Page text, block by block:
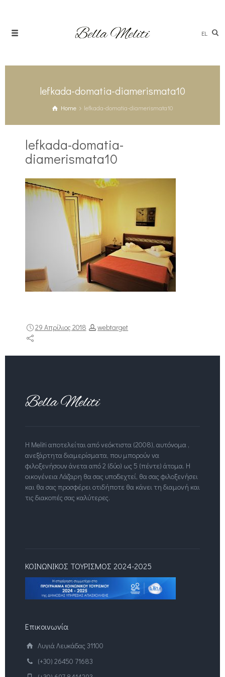
EL
lefkada-domatia-diamerismata10
Home lefkada-domatia-diamerismata10
lefkada-domatia-
diamerismata10
29 Απρίλιος 2018 webtarget
Η Meliti αποτελείται από νεόκτιστα (2008), αυτόνομα ,
ανεξάρτητα διαμερίσματα, που μπορούν να
φιλοξενήσουν άνετα από 2 (δύο) ως 5 (πέντε) άτομα. Η
οικογένεια Λάζαρη θα σας υποδεχτεί, θα σας φιλοξενήσει
και θα σας προσφέρει οτιδήποτε θα κάνει τη διαμονή και
τις διακοπές σας καλύτερες.
ΚΟΙΝΩΝΙΚΟΣ ΤΟΥΡΙΣΜΟΣ 2024-2025
Επικοινωνία
Λυγιά Λευκάδας 31100
(+30) 26450 71683